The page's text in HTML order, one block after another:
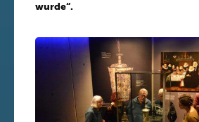
wurde“.